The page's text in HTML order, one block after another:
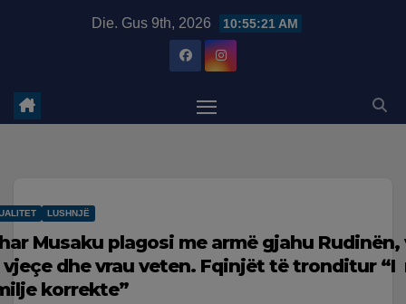
Die. Gus 9th, 2026 10:55:22 AM
LUSHNJË
Musaku plagosi me armë gjahu
dhe vrau veten. Fqinjët të tronditur “I
korrekte”